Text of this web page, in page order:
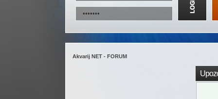
Akvarij NET - FORUM